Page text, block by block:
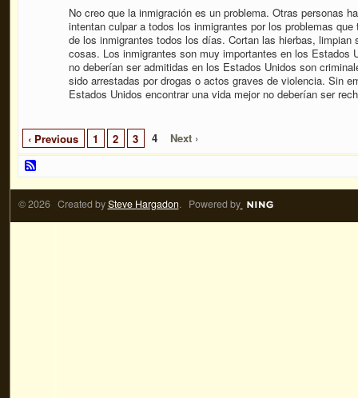
No creo que la inmigración es un problema. Otras personas
intentan culpar a todos los inmigrantes por los problemas
de los inmigrantes todos los días. Cortan las hierbas,
cosas. Los inmigrantes son muy importantes en los Estados
no deberían ser admitidas en los Estados Unidos son
sido arrestadas por drogas o actos graves de violencia. Sin
Estados Unidos encontrar una vida mejor no deberían ser
‹ Previous 1 2 3 4 Next ›
© 2026 Created bySteve Hargadon. Powered by